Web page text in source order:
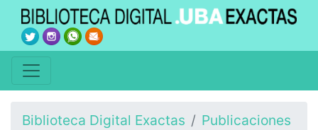
Biblioteca Digital Exactas
Publicaciones